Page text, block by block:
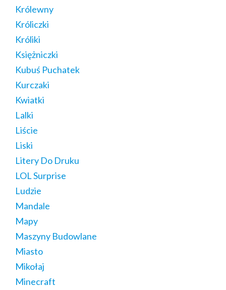
Królewny
Króliczki
Króliki
Księżniczki
Kubuś Puchatek
Kurczaki
Kwiatki
Lalki
Liście
Liski
Litery Do Druku
LOL Surprise
Ludzie
Mandale
Mapy
Maszyny Budowlane
Miasto
Mikołaj
Minecraft